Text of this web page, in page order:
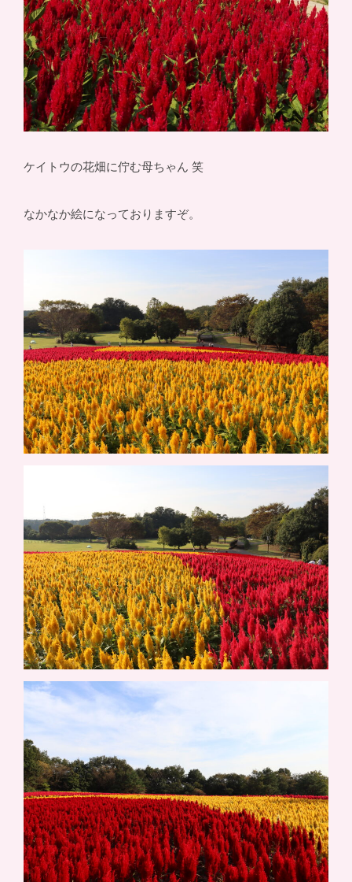
ケイトウの花畑に佇む母ちゃん 笑
なかなか絵になっておりますぞ。